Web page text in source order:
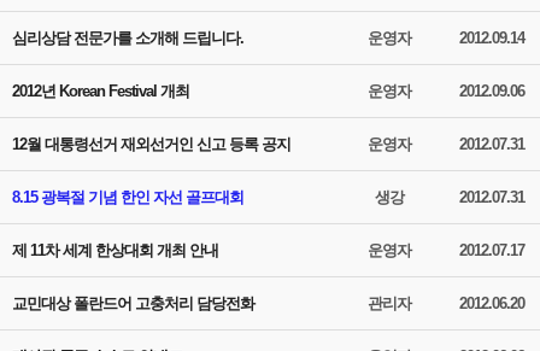
심리상담 전문가를 소개해 드립니다. 운영자 2012.09.14
2012년 Korean Festival 개최 운영자 2012.09.06
12월 대통령선거 재외선거인 신고 등록 공지 운영자 2012.07.31
8.15 광복절 기념 한인 자선 골프대회 생강 2012.07.31
제 11차 세계 한상대회 개최 안내 운영자 2012.07.17
교민대상 폴란드어 고충처리 담당전화 관리자 2012.06.20